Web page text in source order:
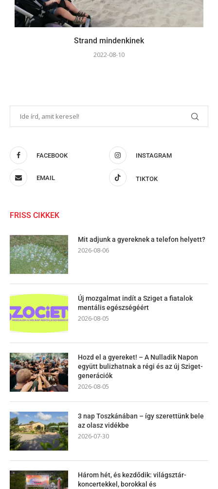
Strand mindenkinek
2022-08-10
FACEBOOK INSTAGRAM
EMAIL TIKTOK
FRISS CIKKEK
Mit adjunk a gyereknek a telefon helyett?
2026-08-06
Új mozgalmat indít a Sziget a fiatalok
mentális egészségéért
2026-08-05
Hozd el a gyereket! – A Nulladik Napon
együtt bulizhatnak a régi és az új Sziget-
generációk
2026-08-05
3 nap Toszkánában – így szerettünk bele
az olasz vidékbe
2026-07-30
Három hét, és kezdődik: világsztár-
koncertekkel, borokkal és